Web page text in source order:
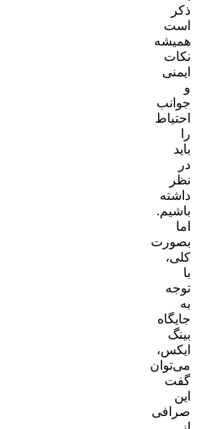
ذکر
است
همیشه
نکات
ایمنی
و
جوانب
احتیاط
را
باید
در
نظر
داشته
باشیم.
اما
بصورت
کلی،
با
توجه
به
جایگاه
بینگ
ایکس،
می‌توان
گفت
این
صرافی